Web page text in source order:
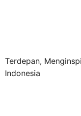
Terdepan,
Indonesia